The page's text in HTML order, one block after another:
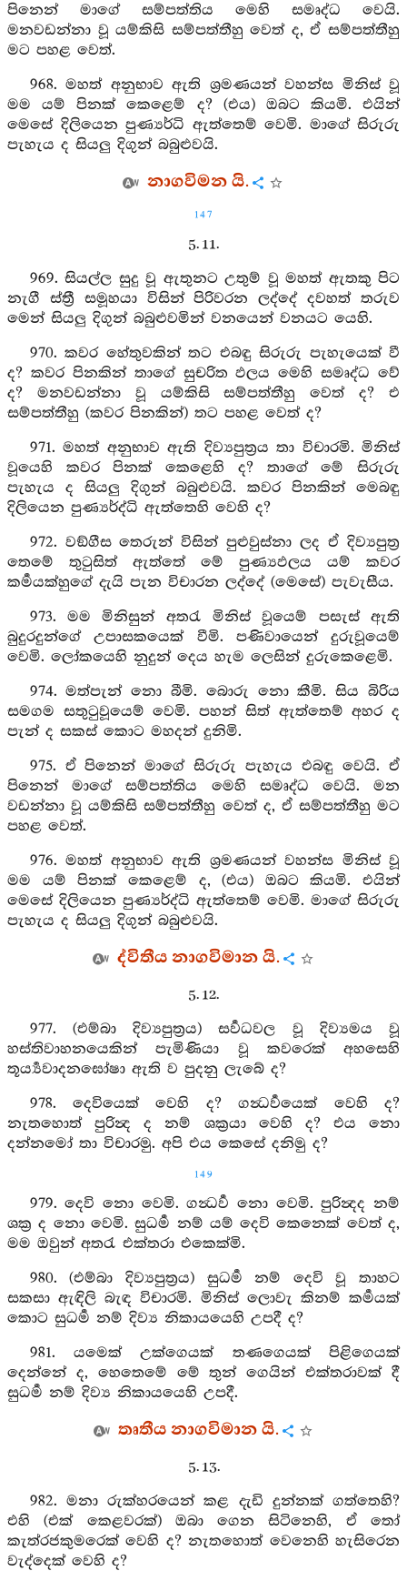
පිනෙන් මාගේ සම්පත්තිය මෙහි සමෘද්ධ වෙයි.
මනවඩන්නා වූ යම්කිසි සම්පත්තීහු වෙත් ද, ඒ සම්පත්තීහු
මට පහළ වෙත්.
968. මහත් අනුභාව ඇති ශ්‍රමණයන් වහන්ස මිනිස් වූ
මම යම් පිනක් කෙළෙම් ද? (එය) ඔබට කියමි. එයින්
මෙසේ දිලියෙන පුණ්‍යර්ධි ඇත්තෙම් වෙමි. මාගේ සිරුරු
පැහැය ද සියලු දිගුන් බබුළුවයි.
නාගවිමන යි.
147
5. 11.
969. සියල්ල සුදු වූ ඇතුනට උතුම් වූ මහත් ඇතකු පිට
නැගී ස්ත්‍රී සමූහයා විසින් පිරිවරන ලද්දේ දවහත් තරුව
මෙන් සියලු දිගුන් බබුළුවමින් වනයෙන් වනයට යෙහි.
970. කවර හේතුවකින් තට එබඳු සිරුරු පැහැයෙක් වී
ද? කවර පිනකින් තාගේ සුචරිත ඵලය මෙහි සමෘද්ධ වේ
ද? මනවඩන්නා වූ යම්කිසි සම්පත්තීහු වෙත් ද? එ
සම්පත්තීහු (කවර පිනකින්) තට පහළ වෙත් ද?
971. මහත් අනුභාව ඇති දිව්‍යපුත්‍රය තා විචාරමි. මිනිස්
වූයෙහි කවර පිනක් කෙළෙහි ද? තාගේ මේ සිරුරු
පැහැය ද සියලු දිගුන් බබුළුවයි. කවර පිනකින් මෙබඳු
දිලියෙන පුණ්‍යර්ද්ධි ඇත්තෙහි වෙහි ද?
972. වඞ්ගීස තෙරුන් විසින් පුළුවුස්නා ලද ඒ දිව්‍යපුත්‍ර
තෙමේ තුටුසිත් ඇත්තේ මේ පුණ්‍යඵලය යම් කවර
කර්‍මයක්හුගේ දැයි පැන විචාරන ලද්දේ (මෙසේ) පැවැසීය.
973. මම මිනිසුන් අතරැ මිනිස් වූයෙම් පසැස් ඇති
බුදුරදුන්ගේ උපාසකයෙක් වීමි. පණිවායෙන් දුරුවූයෙම්
වෙමි. ලෝකයෙහි නුදුන් දෙය හැම ලෙසින් දුරුකෙළෙමි.
974. මත්පැන් නො බීමි. බොරු නො කීමි. සිය බිරිය
සමගම සතුටුවූයෙම් වෙමි. පහන් සිත් ඇත්තෙම් අහර ද
පැන් ද සකස් කොට මහදන් දුනිමි.
975. ඒ පිනෙන් මාගේ සිරුරු පැහැය එබඳු වෙයි. ඒ
පිනෙන් මාගේ සම්පත්තිය මෙහි සමෘද්ධ වෙයි. මන
වඩන්නා වූ යම්කිසි සම්පත්තීහු වෙත් ද, ඒ සම්පත්තීහු මට
පහළ වෙත්.
976. මහත් අනුභාව ඇති ශ්‍රමණයන් වහන්ස මිනිස් වූ
මම යම් පිනක් කෙළෙම් ද, (එය) ඔබට කියමි. එයින්
මෙසේ දිලියෙන පුණ්‍යර්ද්ධි ඇත්තෙම් වෙමි. මාගේ සිරුරු
පැහැය ද සියලු දිගුන් බබුළුවයි.
ද්විතීය නාගවිමාන යි.
5. 12.
977. (එම්බා දිව්‍යපුත්‍රය) සර්‍වධවල වූ දිව්‍යමය වූ
හස්තිවාහනයෙකින් පැමිණියා වූ කවරෙක් අහසෙහි
තූර්‍ය්‍යවාදනඝෝෂා ඇති ව පුදනු ලැබේ ද?
978. දෙවියෙක් වෙහි ද? ගන්‍ධර්‍වයෙක් වෙහි ද?
නැතහොත් පුරින්‍ද ද නම් ශක්‍රයා වෙහි ද? එය නො
දන්නමෝ තා විචාරමු. අපි එය කෙසේ දනිමු ද?
149
979. දෙවි නො වෙමි. ගන්‍ධර්‍ව නො වෙමි. පුරින්‍දද නම්
ශක්‍ර ද නො වෙමි. සුධර්‍ම නම් යම් දෙවි කෙනෙක් වෙත් ද,
මම ඔවුන් අතරැ එක්තරා එකෙක්මි.
980. (එම්බා දිව්‍යපුත්‍රය) සුධර්‍ම නම් දෙවි වූ තාහට
සකසා ඇඳිලි බැඳ විචාරමි. මිනිස් ලොවැ කිනම් කර්‍මයක්
කොට සුධර්‍ම නම් දිව්‍ය නිකායයෙහි උපදී ද?
981. යමෙක් උක්ගෙයක් තණගෙයක් පිළිගෙයක්
දෙන්නේ ද, හෙතෙමේ මේ තුන් ගෙයින් එක්තරාවක් දී
සුධර්‍ම නම් දිව්‍ය නිකායයෙහි උපදී.
තෘතීය නාගවිමාන යි.
5. 13.
982. මනා රුක්හරයෙන් කළ දැඩි දුන්නක් ගත්තෙහි?
එහි (එක් කෙළවරක්) ඔබා ගෙන සිටිනෙහි, ඒ තෝ
කැත්රජකුමරෙක් වෙහි ද? නැතහොත් වෙනෙහි හැසිරෙන
වැද්දෙක් වෙහි ද?